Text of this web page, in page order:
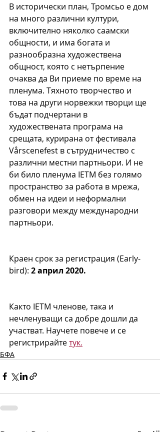
В исторически план, Тромсьо е дом
на много различни култури,
включително няколко саамски
общности, и има богата и
разнообразна художествена
общност, която с нетърпение
очаква да Ви приеме по време на
пленума. Тяхното творчество и
това на други норвежки творци ще
бъдат подчертани в
художествената програма на
срещата, курирана от фестивала
Vårscenefest в сътрудничество с
различни местни партньори. И не
би било пленума IETM без голямо
пространство за работа в мрежа,
обмен на идеи и неформални
разговори между международни
партньори.
Краен срок за регистрация (Early-
bird): 2 април 2020.
Както IETM членове, така и
нечленуващи са добре дошли да
участват. Научете повече и се
регистрирайте тук.
БФА